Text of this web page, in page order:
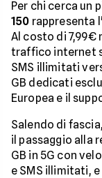
Per chi cerca un
150 rappresenta
Al costo di 7,99€
traffico internet
SMS illimitati
GB dedicati
Europea e il
Salendo di
il passaggio alla
GB in 5G con
e SMS illimitati, e